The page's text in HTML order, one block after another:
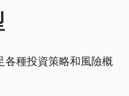
各種投資策略和風險概